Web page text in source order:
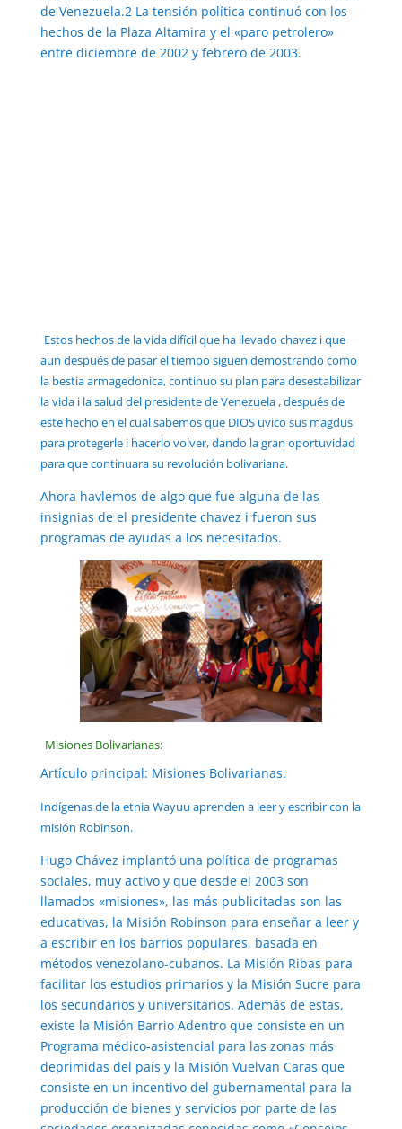
de Venezuela.2 La tensión política continuó con los
hechos de la Plaza Altamira y el «paro petrolero»
entre diciembre de 2002 y febrero de 2003.
Estos hechos de la vida difícil que ha llevado chavez i que
aun después de pasar el tiempo siguen demostrando como
la bestia armagedonica, continuo su plan para desestabilizar
la vida i la salud del presidente de Venezuela , después de
este hecho en el cual sabemos que DIOS uvico sus magdus
para protegerle i hacerlo volver, dando la gran oportuvidad
para que continuara su revolución bolivariana.
Ahora havlemos de algo que fue alguna de las
insignias de el presidente chavez i fueron sus
programas de ayudas a los necesitados.
Misiones Bolivarianas:
Artículo principal: Misiones Bolivarianas.
Indígenas de la etnia Wayuu aprenden a leer y escribir con la
misión Robinson.
Hugo Chávez implantó una política de programas
sociales, muy activo y que desde el 2003 son
llamados «misiones», las más publicitadas son las
educativas, la Misión Robinson para enseñar a leer y
a escribir en los barrios populares, basada en
métodos venezolano-cubanos. La Misión Ribas para
facilitar los estudios primarios y la Misión Sucre para
los secundarios y universitarios. Además de estas,
existe la Misión Barrio Adentro que consiste en un
Programa médico-asistencial para las zonas más
deprimidas del país y la Misión Vuelvan Caras que
consiste en un incentivo del gubernamental para la
producción de bienes y servicios por parte de las